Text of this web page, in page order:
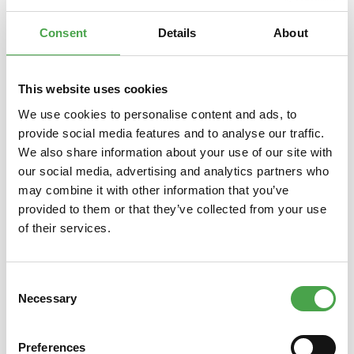
Consent Details About
This website uses cookies
We use cookies to personalise content and ads, to
provide social media features and to analyse our traffic.
We also share information about your use of our site with
our social media, advertising and analytics partners who
may combine it with other information that you’ve
provided to them or that they’ve collected from your use
of their services.
Selection
Necessary
Preferences
Produktgalerie überspringen
Das könnte Ihnen auch gefallen
T-